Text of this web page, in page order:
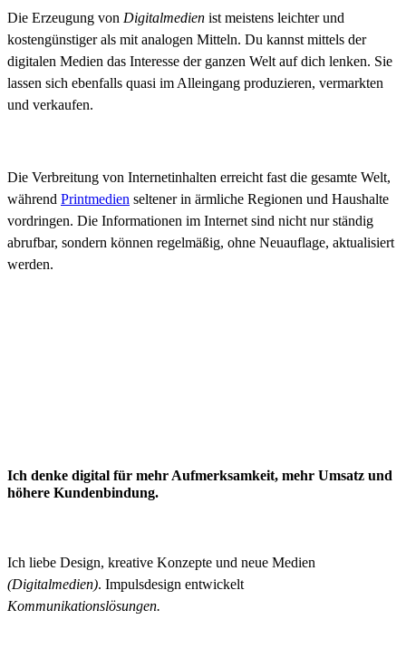
Die Erzeugung von Digitalmedien ist meistens leichter und
kostengünstiger als mit analogen Mitteln. Du kannst mittels der
digitalen Medien das Interesse der ganzen Welt auf dich lenken. Sie
lassen sich ebenfalls quasi im Alleingang produzieren, vermarkten
und verkaufen.
Die Verbreitung von Internetinhalten erreicht fast die gesamte Welt,
während Printmedien seltener in ärmliche Regionen und Haushalte
vordringen. Die Informationen im Internet sind nicht nur ständig
abrufbar, sondern können regelmäßig, ohne Neuauflage, aktualisiert
werden.
Ich denke digital für mehr Aufmerksamkeit, mehr Umsatz und
höhere Kundenbindung.
Ich liebe Design, kreative Konzepte und neue Medien
(Digitalmedien). Impulsdesign entwickelt
Kommunikationslösungen.